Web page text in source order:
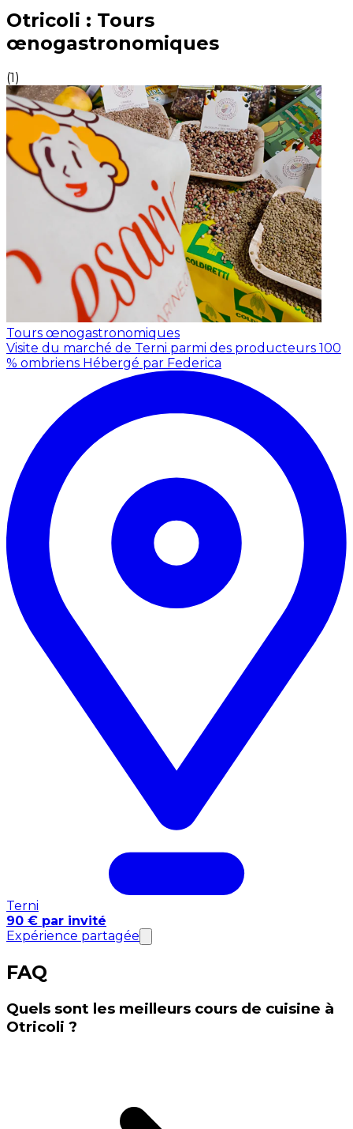
Expériences culinaires inoubliables : Expériences
Otricoli : Tours
œnogastronomiques
(1)
Tours œnogastronomiques
Visite du marché de Terni parmi des producteurs 100
% ombriens Hébergé par Federica
Terni
90 € par invité
Expérience partagée
FAQ
Quels sont les meilleurs cours de cuisine à
Otricoli ?